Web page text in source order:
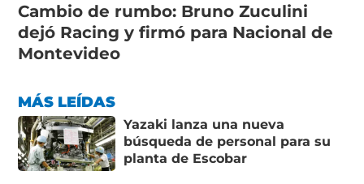
Cambio de rumbo: Bruno Zuculini
dejó Racing y firmó para Nacional de
Montevideo
MÁS LEÍDAS
Yazaki lanza una nueva
búsqueda de personal para su
planta de Escobar